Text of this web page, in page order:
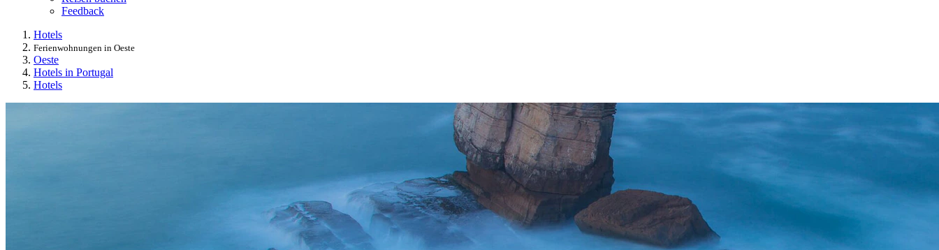
Feedback
Hotels
Ferienwohnungen in Oeste
Oeste
Hotels in Portugal
Hotels